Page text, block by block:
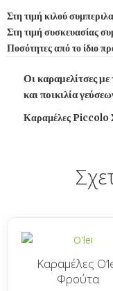
Στη τιμή κιλού
Στη τιμή συσκευασίας
Ποσότητες από το ίδιο
Οι καραμελίτσες
και ποικιλία
Καραμέλες Piccolo
Καραμέλες
Φρούτα